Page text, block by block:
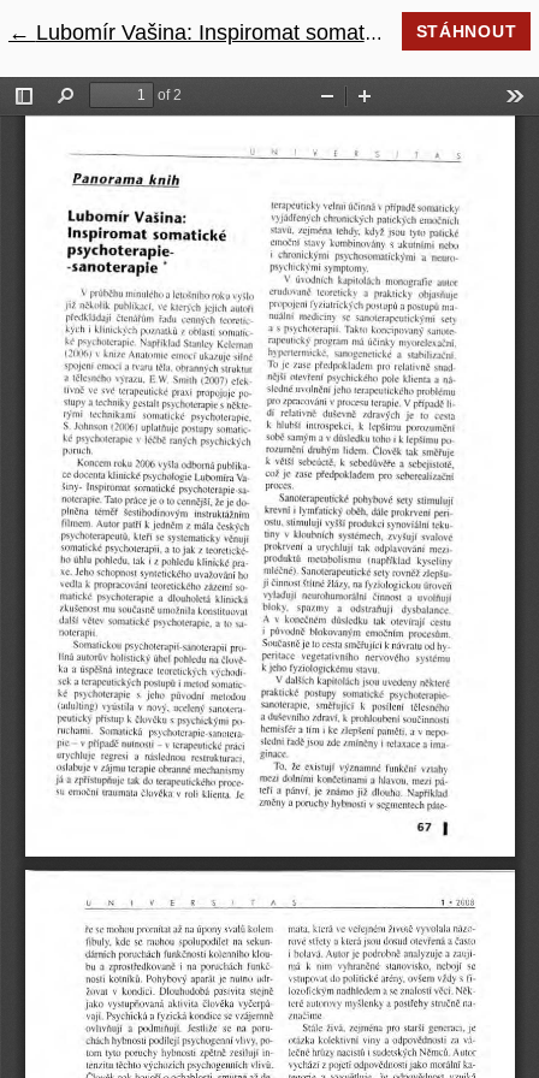
← Návrat na podrobnosti článku
Lubomír Vašina: Inspiromat somatické psychoterapie - sanoterapie STÁHNOUT